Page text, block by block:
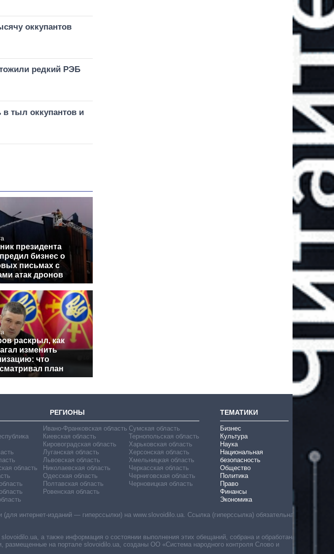
оккупантов
редкий РЭБ
тыл оккупантов и
президента
бизнес о
письмах с
атак дронов
раскрыл, как
изменить
что
план
РЕГИОНЫ
область
Ивано-Франковская область
Киевская область
Кировоградская область
Луганская область
Львовская область
Николаевская область
Одесская область
Полтавская область
Ровенская область
Сумская область
Тернопольская область
Харьковская область
Херсонская область
Хмельницкая область
Черкасская область
Черниговская область
Черновицкая область
ТЕМАТИКИ
Бизнес
Культура
Наука
Национальная
безопасность
Общество
Политика
Право
Финансы
Экономика
интернет-изданий — гиперссылки) на www.slovoidilo.ua. Ссылка (гиперссылка) обязательна
а также информация о состоянии выполнения этих обещаний, собрана и обработана
на портале slovoidilo.ua, созданы ОО «Система народного контроля Слово и